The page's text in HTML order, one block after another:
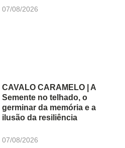
07/08/2026
CAVALO CARAMELO | A
Semente no telhado, o
germinar da memória e a
ilusão da resiliência
07/08/2026